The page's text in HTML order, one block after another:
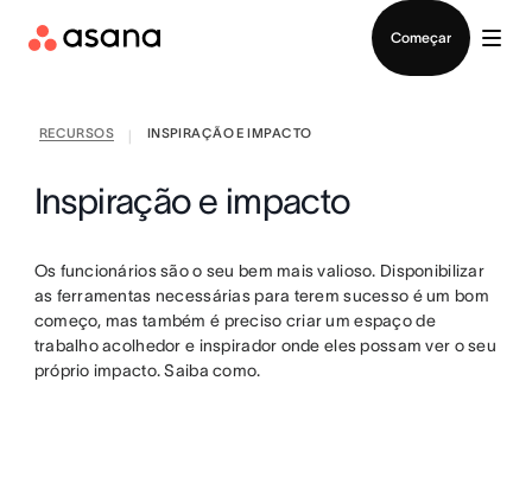
Começar
RECURSOS INSPIRAÇÃO E IMPACTO
Inspiração e impacto
Os funcionários são o seu bem mais valioso. Disponibilizar
as ferramentas necessárias para terem sucesso é um bom
começo, mas também é preciso criar um espaço de
trabalho acolhedor e inspirador onde eles possam ver o seu
próprio impacto. Saiba como.